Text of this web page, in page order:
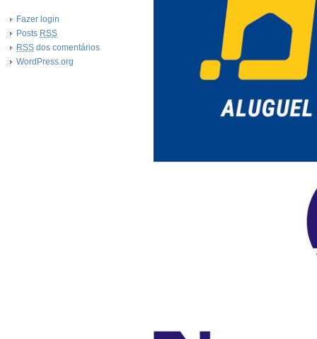
Fazer login
Posts RSS
RSS dos comentários
WordPress.org